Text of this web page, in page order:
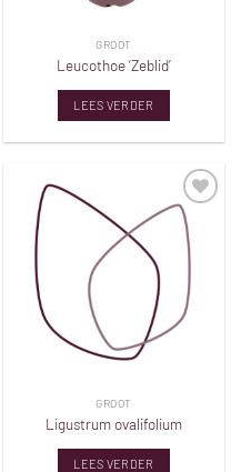
GROOT
Leucothoe ‘Zeblid’
LEES VERDER
Toevoegen
aan
verlanglijst
GROOT
Ligustrum ovalifolium
LEES VERDER